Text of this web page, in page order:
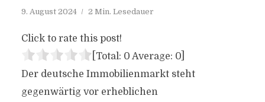
9. August 2024 2 Min. Lesedauer
Click to rate this post!
[Total: 0 Average: 0]
Der deutsche Immobilienmarkt steht
gegenwärtig vor erheblichen